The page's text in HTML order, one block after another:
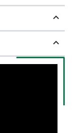
de lipides
avec le